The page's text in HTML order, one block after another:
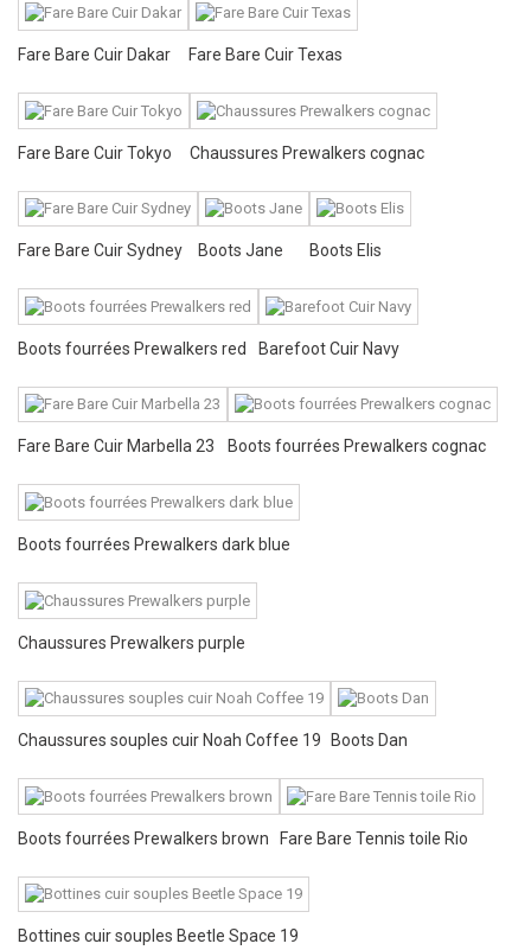
Fare Bare Cuir Dakar Fare Bare Cuir Texas
Fare Bare Cuir Tokyo Chaussures Prewalkers cognac
Fare Bare Cuir Sydney Boots Jane Boots Elis
Boots fourrées Prewalkers red Barefoot Cuir Navy
Fare Bare Cuir Marbella 23 Boots fourrées Prewalkers cognac
Boots fourrées Prewalkers dark blue
Chaussures Prewalkers purple
Chaussures souples cuir Noah Coffee 19 Boots Dan
Boots fourrées Prewalkers brown Fare Bare Tennis toile Rio
Bottines cuir souples Beetle Space 19